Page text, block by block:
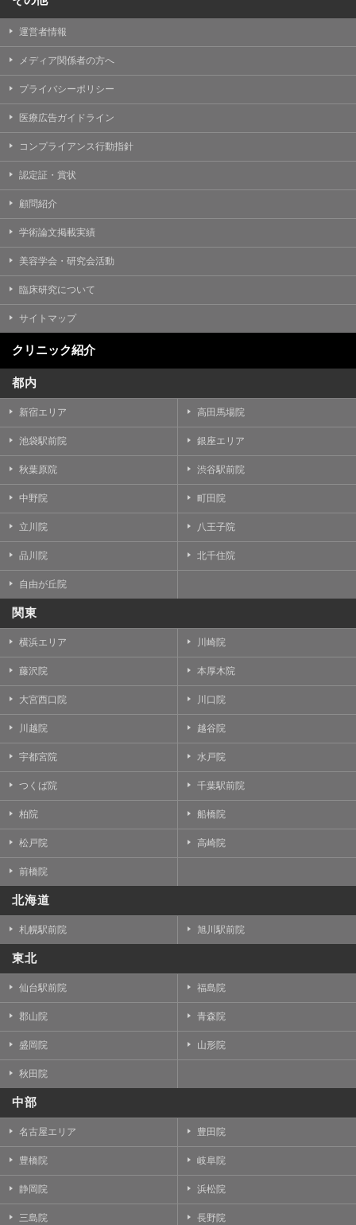
運営者情報
メディア関係者の方へ
プライバシーポリシー
医療広告ガイドライン
コンプライアンス行動指針
認定証・賞状
顧問紹介
学術論文掲載実績
美容学会・研究会活動
臨床研究について
サイトマップ
クリニック紹介
都内
新宿エリア 高田馬場院
池袋駅前院 銀座エリア
秋葉原院 渋谷駅前院
中野院 町田院
立川院 八王子院
品川院 北千住院
自由が丘院
関東
横浜エリア 川崎院
藤沢院 本厚木院
大宮西口院 川口院
川越院 越谷院
宇都宮院 水戸院
つくば院 千葉駅前院
柏院 船橋院
松戸院 高崎院
前橋院
北海道
札幌駅前院 旭川駅前院
東北
仙台駅前院 福島院
郡山院 青森院
盛岡院 山形院
秋田院
中部
名古屋エリア 豊田院
豊橋院 岐阜院
静岡院 浜松院
三島院 長野院